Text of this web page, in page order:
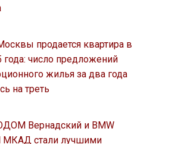
продается квартира в
число предложений
жилья за два года
на треть
Вернадский и BMW
стали лучшими